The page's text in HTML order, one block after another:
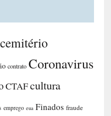
cemitério
contrato Coronavirus
CTAFcultura
emprego eua Finados fraude